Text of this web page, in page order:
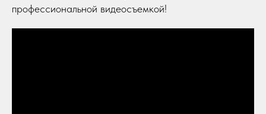
профессиональной видеосъемкой!